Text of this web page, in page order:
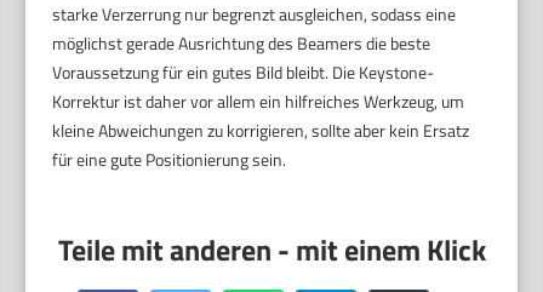
starke Verzerrung nur begrenzt ausgleichen, sodass eine
möglichst gerade Ausrichtung des Beamers die beste
Voraussetzung für ein gutes Bild bleibt. Die Keystone-
Korrektur ist daher vor allem ein hilfreiches Werkzeug, um
kleine Abweichungen zu korrigieren, sollte aber kein Ersatz
für eine gute Positionierung sein.